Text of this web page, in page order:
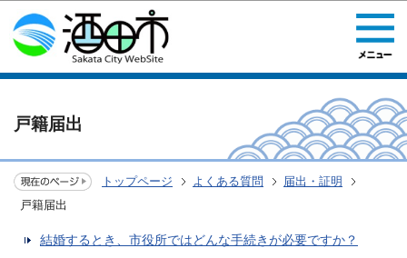
このページの本文へ移動
戸籍届出
トップページ よくある質問
届出・証明
戸籍届出
結婚するとき、市役所ではどんな手続きが必要ですか？